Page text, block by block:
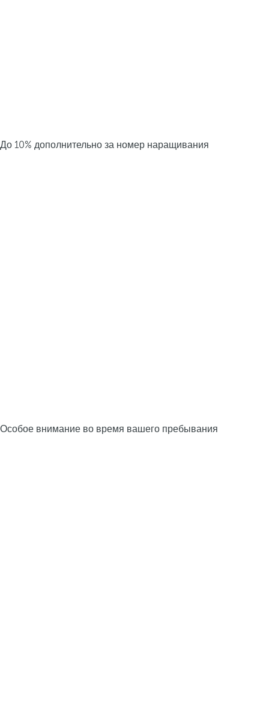
До 10% дополнительно за номер наращивания
Особое внимание во время вашего пребывания